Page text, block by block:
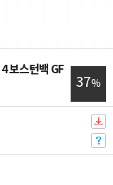
보스턴백 GF
37%